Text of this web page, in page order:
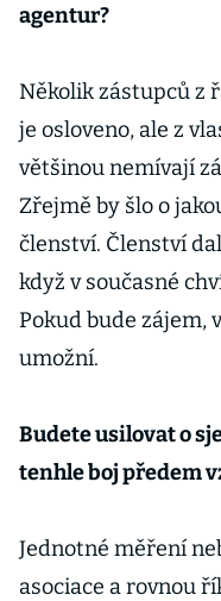
agentur?
Několik zástupců z
je osloveno, ale z
většinou nemívají
Zřejmě by šlo o
členství. Členství
když v současné
Pokud bude zájem,
umožní.
Budete usilovat o
tenhle boj předem
Jednotné měření
asociace a rovnou